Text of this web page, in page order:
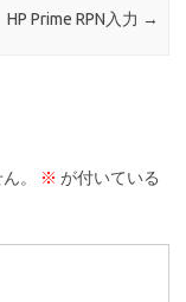
HP Prime RPN入力 →
。 ※ が付いている